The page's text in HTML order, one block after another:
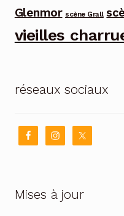
Glenmor scène Grall
vieilles
réseaux sociaux
Mises à jour